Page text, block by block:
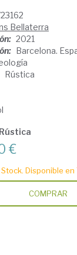
Bellaterra
2021
Barcelona.
Rústica
€
Stock. Disponible en
COMPRAR